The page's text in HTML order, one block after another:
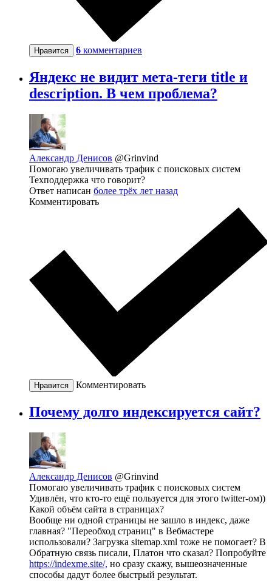
Нравится 6 комментариев
Яндекс не видит мета-теги title и
description. В чем проблема?
Александр Денисов @Grinvind
Помогаю увеличивать трафик с поисковых систем
Техподдержка что говорит?
Ответ написан более трёх лет назад
Комментировать
Нравится Комментировать
Почему долго индексируется сайт?
Александр Денисов @Grinvind
Помогаю увеличивать трафик с поисковых систем
Удивлён, что кто-то ещё пользуется для этого twitter-ом))
Какой объём сайта в страницах?
Вообще ни одной страницы не зашло в индекс, даже
главная? "Переобход страниц" в Вебмастере
использовали? Загрузка sitemap.xml тоже не помогает? В
Обратную связь писали, Платон что сказал? Попробуйте
https://indexme.site/, но сразу скажу, вышеозначенные
способы дадут более быстрый результат.